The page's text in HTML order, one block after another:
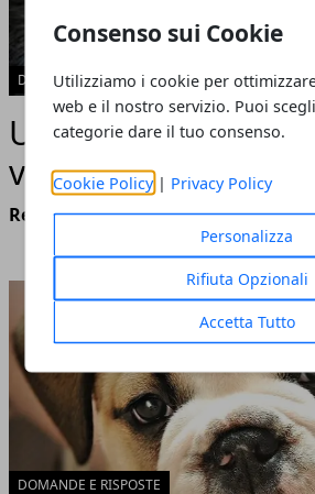
Consenso sui Cookie
Utilizziamo i cookie per
web e il nostro servizio. Puoi
categorie dare il tuo consenso.
Cookie Policy | Privacy Policy
Personalizza
Rifiuta Opzionali
Accetta Tutto
DOMANDE E RISPOSTE
Un gatto come
vita
Redazione
DOMANDE E RISPOSTE